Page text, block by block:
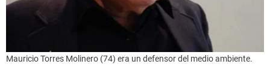
Mauricio Torres Molinero (74) era un defensor del medio ambiente.